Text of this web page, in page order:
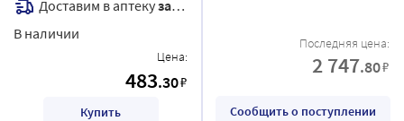
Доставим в аптекузавтра
В наличии
Цена:
483.30₽
Купить
Последняя цена:
2 747.80₽
Сообщить о поступлении